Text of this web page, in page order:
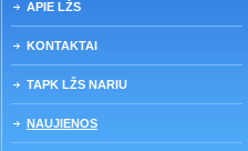
APIE LŽS
KONTAKTAI
TAPK LŽS NARIU
NAUJIENOS